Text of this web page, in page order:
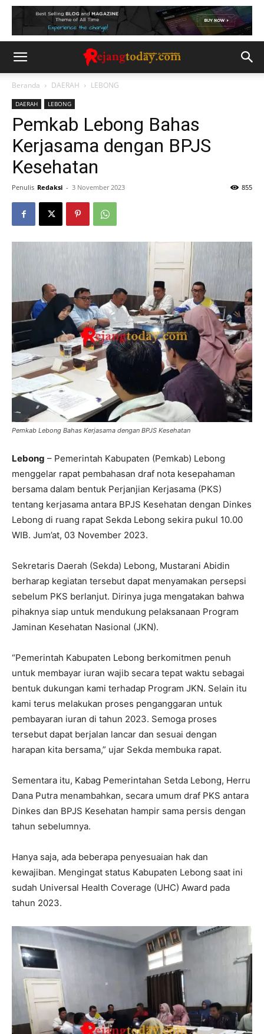
Beranda DAERAH LEBONG
DAERAH LEBONG
Pemkab Lebong Bahas
Kerjasama dengan BPJS
Kesehatan
Penulis Redaksi - 3 November 2023 855
Pemkab Lebong Bahas Kerjasama dengan BPJS Kesehatan
Lebong – Pemerintah Kabupaten (Pemkab) Lebong
menggelar rapat pembahasan draf nota kesepahaman
bersama dalam bentuk Perjanjian Kerjasama (PKS)
tentang kerjasama antara BPJS Kesehatan dengan Dinkes
Lebong di ruang rapat Sekda Lebong sekira pukul 10.00
WIB. Jum’at, 03 November 2023.
Sekretaris Daerah (Sekda) Lebong, Mustarani Abidin
berharap kegiatan tersebut dapat menyamakan persepsi
sebelum PKS berlanjut. Dirinya juga mengatakan bahwa
pihaknya siap untuk mendukung pelaksanaan Program
Jaminan Kesehatan Nasional (JKN).
“Pemerintah Kabupaten Lebong berkomitmen penuh
untuk membayar iuran wajib secara tepat waktu sebagai
bentuk dukungan kami terhadap Program JKN. Selain itu
kami terus melakukan proses penganggaran untuk
pembayaran iuran di tahun 2023. Semoga proses
tersebut dapat berjalan lancar dan sesuai dengan
harapan kita bersama,” ujar Sekda membuka rapat.
Sementara itu, Kabag Pemerintahan Setda Lebong, Herru
Dana Putra menambahkan, secara umum draf PKS antara
Dinkes dan BPJS Kesehatan hampir sama persis dengan
tahun sebelumnya.
Hanya saja, ada beberapa penyesuaian hak dan
kewajiban. Mengingat status Kabupaten Lebong saat ini
sudah Universal Health Coverage (UHC) Award pada
tahun 2023.